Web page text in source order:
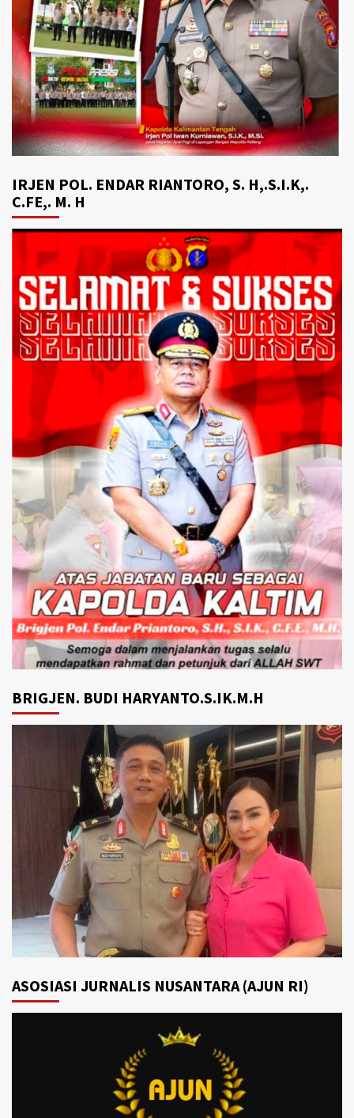
IRJEN POL. ENDAR RIANTORO, S. H,.S.I.K,.
C.FE,. M. H
BRIGJEN. BUDI HARYANTO.S.IK.M.H
ASOSIASI JURNALIS NUSANTARA (AJUN RI)